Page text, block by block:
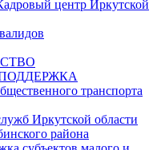
центр Иркутской
транспорта
Иркутской области
района